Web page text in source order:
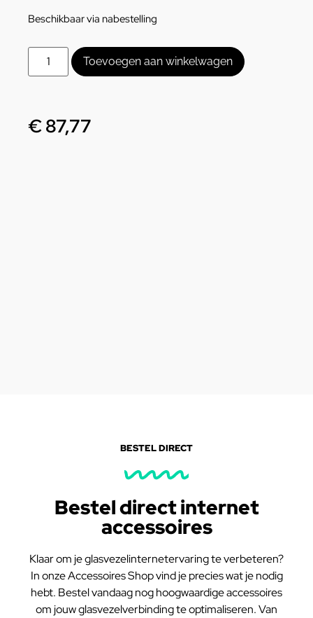
Beschikbaar via nabestelling
Toevoegen aan winkelwagen
€87,77
BESTEL DIRECT
Bestel direct internet
accessoires
Klaar om je glasvezelinternetervaring te verbeteren?
In onze Accessoires Shop vind je precies wat je nodig
hebt. Bestel vandaag nog hoogwaardige accessoires
om jouw glasvezelverbinding te optimaliseren. Van